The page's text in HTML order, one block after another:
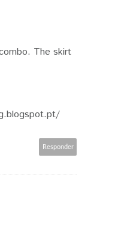
The skirt
Responder